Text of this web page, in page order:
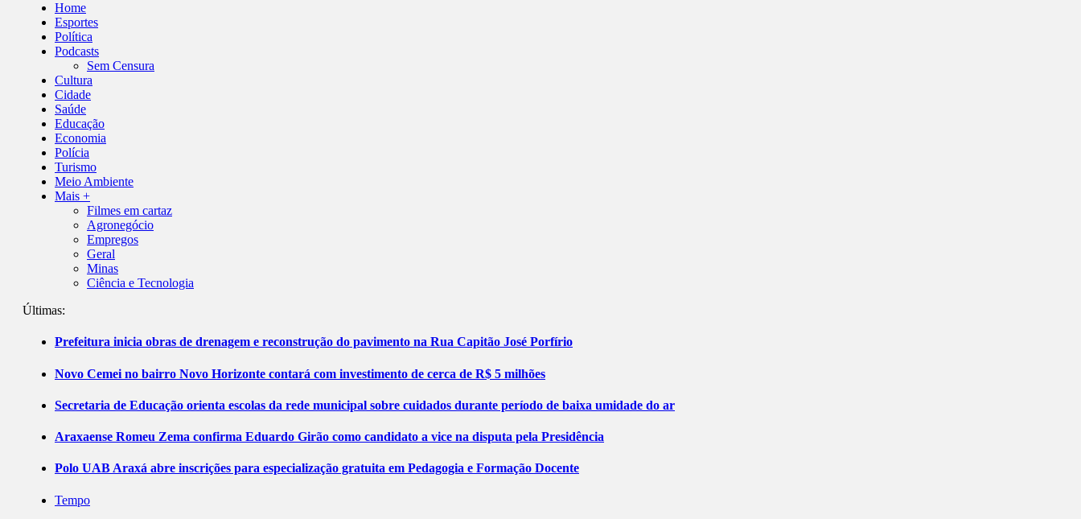
Home
Esportes
Política
Podcasts
Sem Censura
Cultura
Cidade
Saúde
Educação
Economia
Polícia
Turismo
Meio Ambiente
Mais +
Filmes em cartaz
Agronegócio
Empregos
Geral
Minas
Ciência e Tecnologia
Últimas:
Prefeitura inicia obras de drenagem e reconstrução do pavimento na Rua Capitão José Porfírio
Novo Cemei no bairro Novo Horizonte contará com investimento de cerca de R$ 5 milhões
Secretaria de Educação orienta escolas da rede municipal sobre cuidados durante período de baixa umidade do ar
Araxaense Romeu Zema confirma Eduardo Girão como candidato a vice na disputa pela Presidência
Polo UAB Araxá abre inscrições para especialização gratuita em Pedagogia e Formação Docente
Tempo